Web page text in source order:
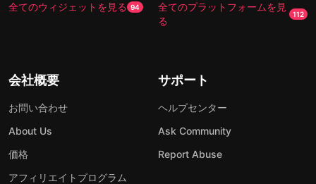
全てのウィジェットを見る 94
全てのプラットフォームを見
る
112
会社概要
お問い合わせ
About Us
価格
アフィリエイトプログラム
サポート
ヘルプセンター
Ask Community
Report Abuse